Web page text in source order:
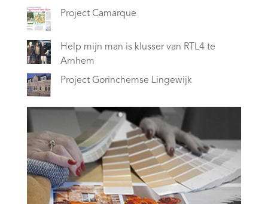
Project Camarque
Help mijn man is klusser van RTL4 te
Arnhem
Project Gorinchemse Lingewijk